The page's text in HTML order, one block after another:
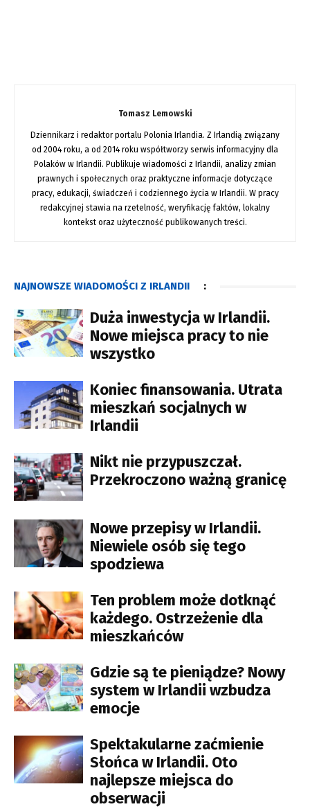
Tomasz Lemowski
Dziennikarz i redaktor portalu Polonia Irlandia. Z Irlandią związany
od 2004 roku, a od 2014 roku współtworzy serwis informacyjny dla
Polaków w Irlandii. Publikuje wiadomości z Irlandii, analizy zmian
prawnych i społecznych oraz praktyczne informacje dotyczące
pracy, edukacji, świadczeń i codziennego życia w Irlandii. W pracy
redakcyjnej stawia na rzetelność, weryfikację faktów, lokalny
kontekst oraz użyteczność publikowanych treści.
NAJNOWSZE WIADOMOŚCI Z IRLANDII :
Duża inwestycja w Irlandii.
Nowe miejsca pracy to nie
wszystko
Koniec finansowania. Utrata
mieszkań socjalnych w
Irlandii
Nikt nie przypuszczał.
Przekroczono ważną granicę
Nowe przepisy w Irlandii.
Niewiele osób się tego
spodziewa
Ten problem może dotknąć
każdego. Ostrzeżenie dla
mieszkańców
Gdzie są te pieniądze? Nowy
system w Irlandii wzbudza
emocje
Spektakularne zaćmienie
Słońca w Irlandii. Oto
najlepsze miejsca do
obserwacji